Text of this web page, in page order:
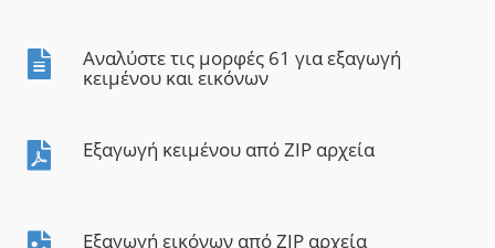
Αναλύστε τις μορφές 61 για εξαγωγή
κειμένου και εικόνων
Εξαγωγή κειμένου από ZIP αρχεία
Εξαγωγή εικόνων από ZIP αρχεία